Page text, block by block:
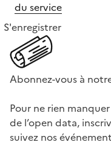
du service
S'enregistrer
Abonnez-vous à
Pour ne rien
de l’open data,
suivez nos